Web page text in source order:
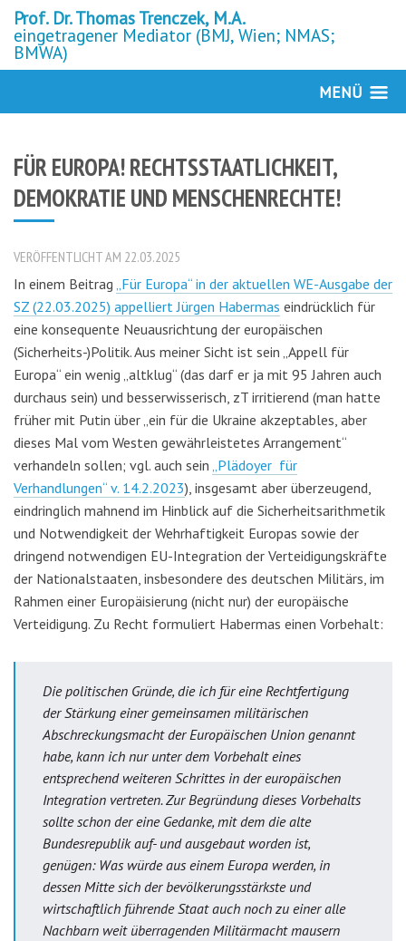
Prof. Dr. Thomas Trenczek, M.A.
eingetragener Mediator (BMJ, Wien; NMAS;
BMWA)
MENÜ
FÜR EUROPA! RECHTSSTAATLICHKEIT,
DEMOKRATIE UND MENSCHENRECHTE!
VERÖFFENTLICHT AM 22.03.2025
In einem Beitrag „Für Europa“ in der aktuellen WE-Ausgabe der
SZ (22.03.2025) appelliert Jürgen Habermas eindrücklich für
eine konsequente Neuausrichtung der europäischen
(Sicherheits-)Politik. Aus meiner Sicht ist sein „Appell für
Europa“ ein wenig „altklug“ (das darf er ja mit 95 Jahren auch
durchaus sein) und besserwisserisch, zT irritierend (man hatte
früher mit Putin über „ein für die Ukraine akzeptables, aber
dieses Mal vom Westen gewährleistetes Arrangement“
verhandeln sollen; vgl. auch sein „Plädoyer für
Verhandlungen“ v. 14.2.2023), insgesamt aber überzeugend,
eindringlich mahnend im Hinblick auf die Sicherheitsarithmetik
und Notwendigkeit der Wehrhaftigkeit Europas sowie der
dringend notwendigen EU-Integration der Verteidigungskräfte
der Nationalstaaten, insbesondere des deutschen Militärs, im
Rahmen einer Europäisierung (nicht nur) der europäische
Verteidigung. Zu Recht formuliert Habermas einen Vorbehalt:
Die politischen Gründe, die ich für eine Rechtfertigung
der Stärkung einer gemeinsamen militärischen
Abschreckungsmacht der Europäischen Union genannt
habe, kann ich nur unter dem Vorbehalt eines
entsprechend weiteren Schrittes in der europäischen
Integration vertreten. Zur Begründung dieses Vorbehalts
sollte schon der eine Gedanke, mit dem die alte
Bundesrepublik auf- und ausgebaut worden ist,
genügen: Was würde aus einem Europa werden, in
dessen Mitte sich der bevölkerungsstärkste und
wirtschaftlich führende Staat auch noch zu einer alle
Nachbarn weit überragenden Militärmacht mausern